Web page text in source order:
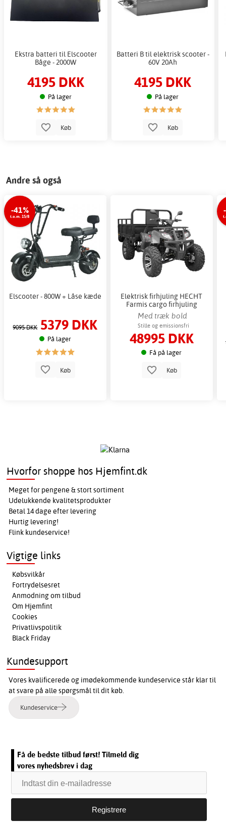
Ekstra batteri til Elscooter
Båge - 2000W
4195 DKK
På lager
Køb
Batteri B til elektrisk scooter -
60V 20Ah
4195 DKK
På lager
Køb
Andre så også
-41%
t.o.m. 15/8
Elscooter - 800W + Låse kæde
9095 DKK 5379 DKK
På lager
Køb
Elektrisk firhjuling HECHT
Farmis cargo firhjuling
Med træk bold
Stille og emissionsfri
48995 DKK
Få på lager
Køb
Hvorfor shoppe hos Hjemfint.dk
Meget for pengene & stort sortiment
Udelukkende kvalitetsprodukter
Betal 14 dage efter levering
Hurtig levering!
Flink kundeservice!
Vigtige links
Købsvilkår
Fortrydelsesret
Anmodning om tilbud
Om Hjemfint
Cookies
Privatlivspolitik
Black Friday
Kundesupport
Vores kvalificerede og imødekommende kundeservice står klar til
at svare på alle spørgsmål til dit køb.
Kundeservice
Få de bedste tilbud først! Tilmeld dig
vores nyhedsbrev i dag